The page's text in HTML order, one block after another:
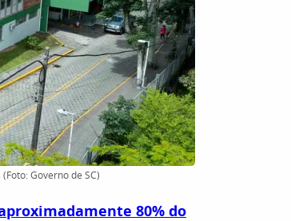
Governo de SC)
80% do